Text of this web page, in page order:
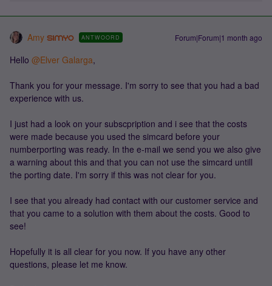
Amy ANTWOORD Forum|Forum|1 month ago
Hello ​ @Elver Galarga,
Thank you for your message. I'm sorry to see that you had a bad
experience with us.
​​​​​​I just had a look on your subscpription and i see that the costs
were made because you used the simcard before your
numberporting was ready. In the e-mail we send you we also give
a warning about this and that you can not use the simcard untill
the porting date. I'm sorry if this was not clear for you.
I see that you already had contact with our customer service and
that you came to a solution with them about the costs. Good to
see!
Hopefully it is all clear for you now. If you have any other
questions, please let me know.